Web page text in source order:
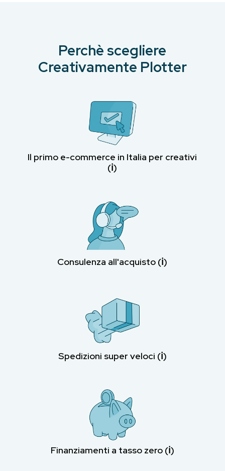
Perchè scegliere
Creativamente Plotter
Il primo e-commerce in Italia per creativi
(ℹ︎)
Consulenza all'acquisto (ℹ︎)
Spedizioni super veloci (ℹ︎)
Finanziamenti a tasso zero (ℹ︎)